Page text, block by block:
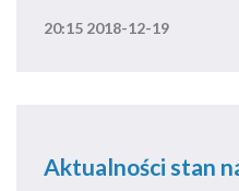
20:15 2018-12-19
Aktualności stan